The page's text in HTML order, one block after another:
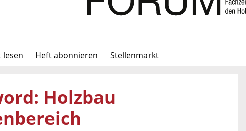
lesen Heft abonnieren
Stellenmarkt
Holzbau